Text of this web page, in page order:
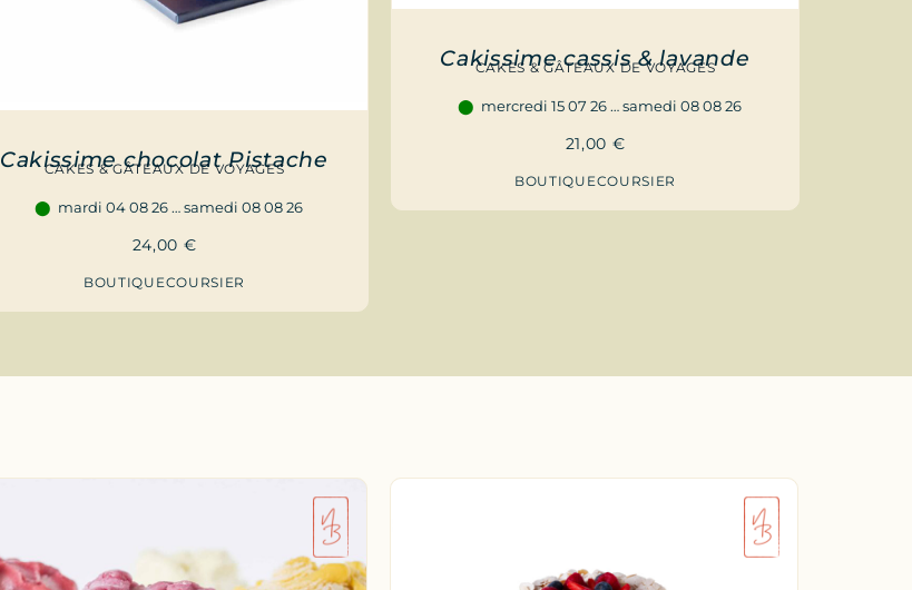
Cakissime chocolat Pistache
CAKES & GÂTEAUX DE VOYAGES
mardi 04 08 26 … samedi 08 08 26
24,00 €
BOUTIQUECOURSIER
Cakissime cassis & lavande
CAKES & GÂTEAUX DE VOYAGES
mercredi 15 07 26 … samedi 08 08 26
21,00 €
BOUTIQUECOURSIER